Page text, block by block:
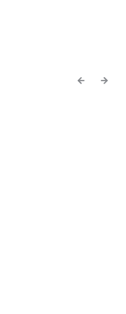
Previous
Next